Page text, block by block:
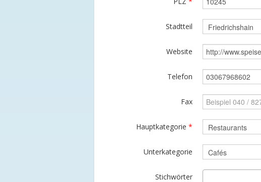
Stadtteil
Website
Telefon
Fax
Hauptkategorie *
Unterkategorie
Stichwörter